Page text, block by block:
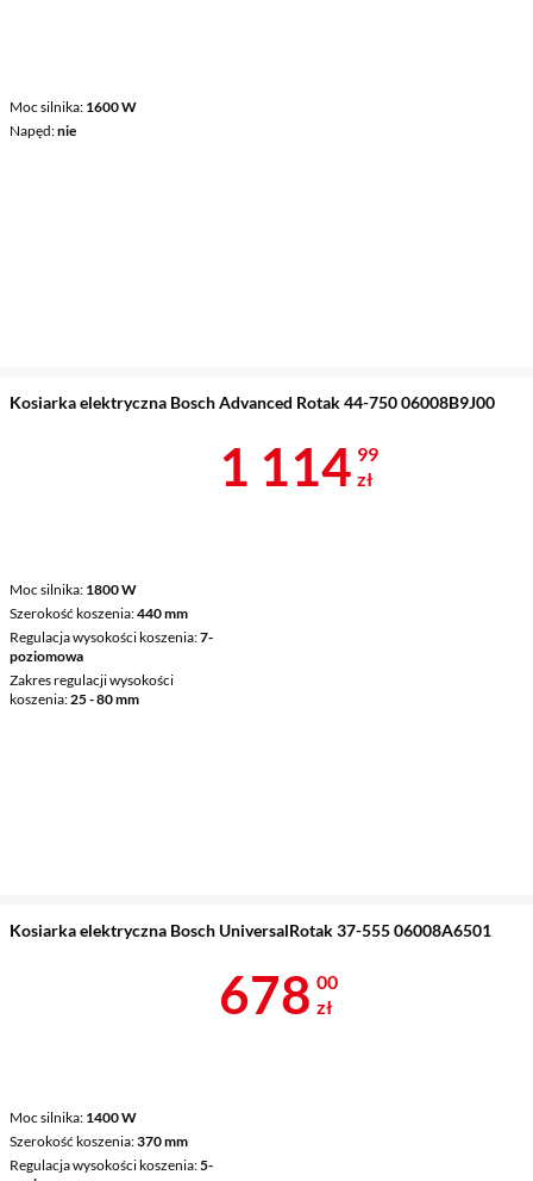
Moc silnika 1600 W
Napęd nie
Kosiarka elektryczna Bosch Advanced Rotak 44-750 06008B9J00
Moc silnika 1800 W
Szerokość koszenia 440 mm
Regulacja wysokości koszenia 7-
poziomowa
Zakres regulacji wysokości
koszenia 25 - 80 mm
Cena 1
1 114 99
zł
Kosiarka elektryczna Bosch UniversalRotak 37-555 06008A6501
Moc silnika 1400 W
Szerokość koszenia 370 mm
Regulacja wysokości koszenia 5-
Cena 678 zł
678 00
zł